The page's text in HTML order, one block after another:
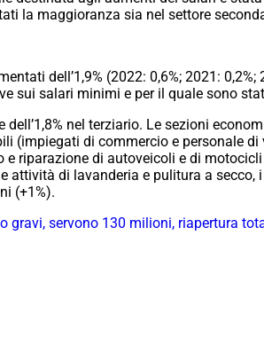
la maggioranza sia nel settore
dell’1,9% (2022: 0,6%; 2021:
sui salari minimi e per il quale sono
nel terziario. Le sezioni
(impiegati di commercio e personale
riparazione di autoveicoli e di
di lavanderia e pulitura a secco,
(+1%).
gravi, servono 130 milioni, riapertura